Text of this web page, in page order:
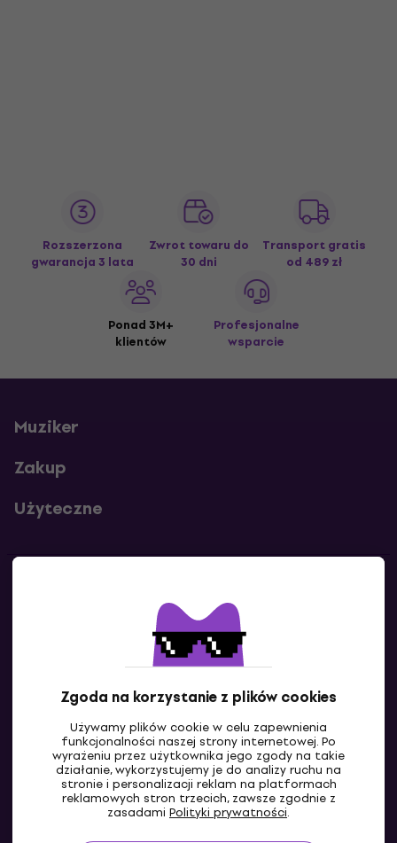
Zgoda na korzystanie z plików cookies
Używamy plików cookie w celu zapewnienia
funkcjonalności naszej strony internetowej. Po
wyrażeniu przez użytkownika jego zgody na takie
działanie, wykorzystujemy je do analizy ruchu na
stronie i personalizacji reklam na platformach
reklamowych stron trzecich, zawsze zgodnie z
zasadami Polityki prywatności.
Rozszerzona
gwarancja 3 lata
Zwrot towaru do
30 dni
Transport gratis
od 489 zł
Ponad 3M+
klientów
Profesjonalne
wsparcie
Muziker
Zakup
Użyteczne
Skontaktuj się z nami
PL